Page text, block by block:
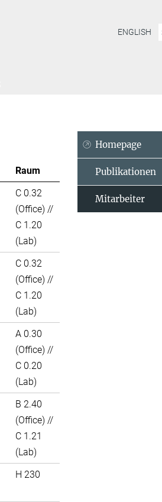
ENGLISH
Raum
C 0.32
(Office) //
C 1.20
(Lab)
C 0.32
(Office) //
C 1.20
(Lab)
A 0.30
(Office) //
C 0.20
(Lab)
B 2.40
(Office) //
C 1.21
(Lab)
H 230
Homepage
Publikationen
Mitarbeiter